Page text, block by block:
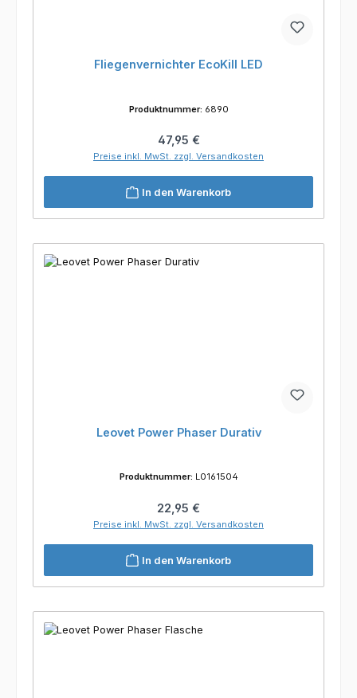
Fliegenvernichter EcoKill LED
Produktnummer: 6890
Regulärer Preis:
47,95 €
Preise inkl. MwSt. zzgl. Versandkosten
In den Warenkorb
Leovet Power Phaser Durativ
Produktnummer: L0161504
Regulärer Preis:
22,95 €
Preise inkl. MwSt. zzgl. Versandkosten
In den Warenkorb